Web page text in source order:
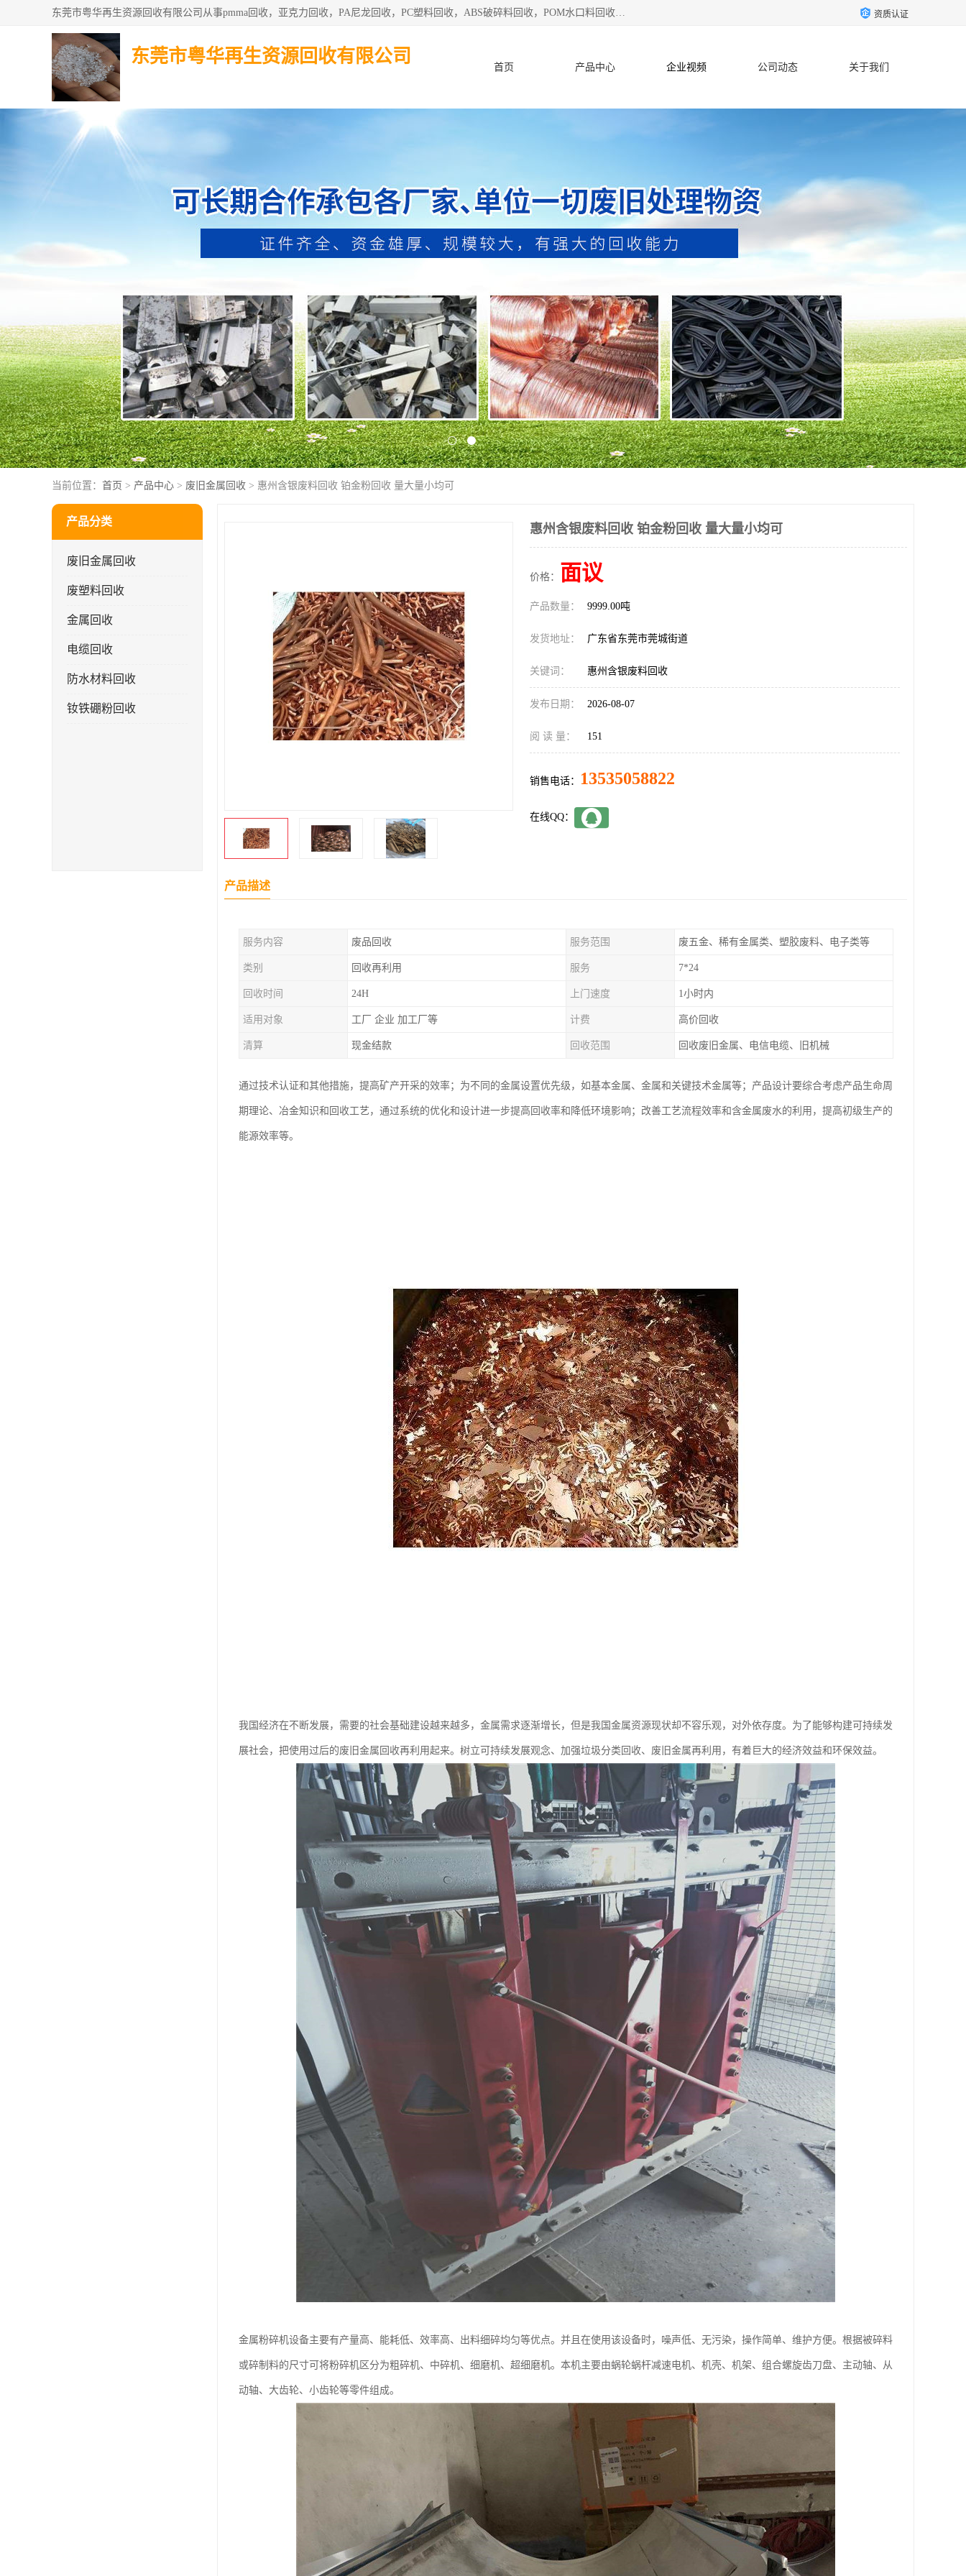
东莞市粤华再生资源回收有限公司从事pmma回收，亚克力回收，PA尼龙回收，PC塑料回收，ABS破碎料回收，POM水口料回收、废不锈钢回收等各类工厂废料回收等。 资质认证
东莞市粤华再生资源回收有限公司
首页 产品中心 企业视频 公司动态 关于我们
当前位置： 首页 > 产品中心 > 废旧金属回收 > 惠州含银废料回收 铂金粉回收 量大量小均可
产品分类
废旧金属回收
废塑料回收
金属回收
电缆回收
防水材料回收
钕铁硼粉回收
惠州含银废料回收 铂金粉回收 量大量小均可
价格： 面议
产品数量： 9999.00吨
发货地址： 广东省东莞市莞城街道
关键词： 惠州含银废料回收
发布日期： 2026-08-07
阅 读 量： 151
销售电话： 13535058822
在线QQ：
产品描述
服务内容 废品回收 服务范围 废五金、稀有金属类、塑胶废料、电子类等
类别 回收再利用 服务 7*24
回收时间 24H 上门速度 1小时内
适用对象 工厂 企业 加工厂等 计费 高价回收
清算 现金结款 回收范围 回收废旧金属、电信电缆、旧机械
通过技术认证和其他措施，提高矿产开采的效率；为不同的金属设置优先级，如基本金属、金属和关键技术金属等；产品设计要综合考虑产品生命周
期理论、冶金知识和回收工艺，通过系统的优化和设计进一步提高回收率和降低环境影响；改善工艺流程效率和含金属废水的利用，提高初级生产的
能源效率等。
我国经济在不断发展，需要的社会基础建设越来越多，金属需求逐渐增长，但是我国金属资源现状却不容乐观，对外依存度。为了能够构建可持续发
展社会，把使用过后的废旧金属回收再利用起来。树立可持续发展观念、加强垃圾分类回收、废旧金属再利用，有着巨大的经济效益和环保效益。
金属粉碎机设备主要有产量高、能耗低、效率高、出料细碎均匀等优点。并且在使用该设备时，噪声低、无污染，操作简单、维护方便。根据被碎料
或碎制料的尺寸可将粉碎机区分为粗碎机、中碎机、细磨机、超细磨机。本机主要由蜗轮蜗杆减速电机、机壳、机架、组合螺旋齿刀盘、主动轴、从
动轴、大齿轮、小齿轮等零件组成。